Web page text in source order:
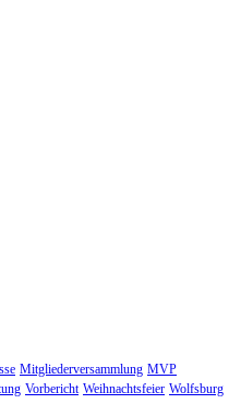
Mitgliederversammlung MVP
Vorbericht Weihnachtsfeier Wolfsburg